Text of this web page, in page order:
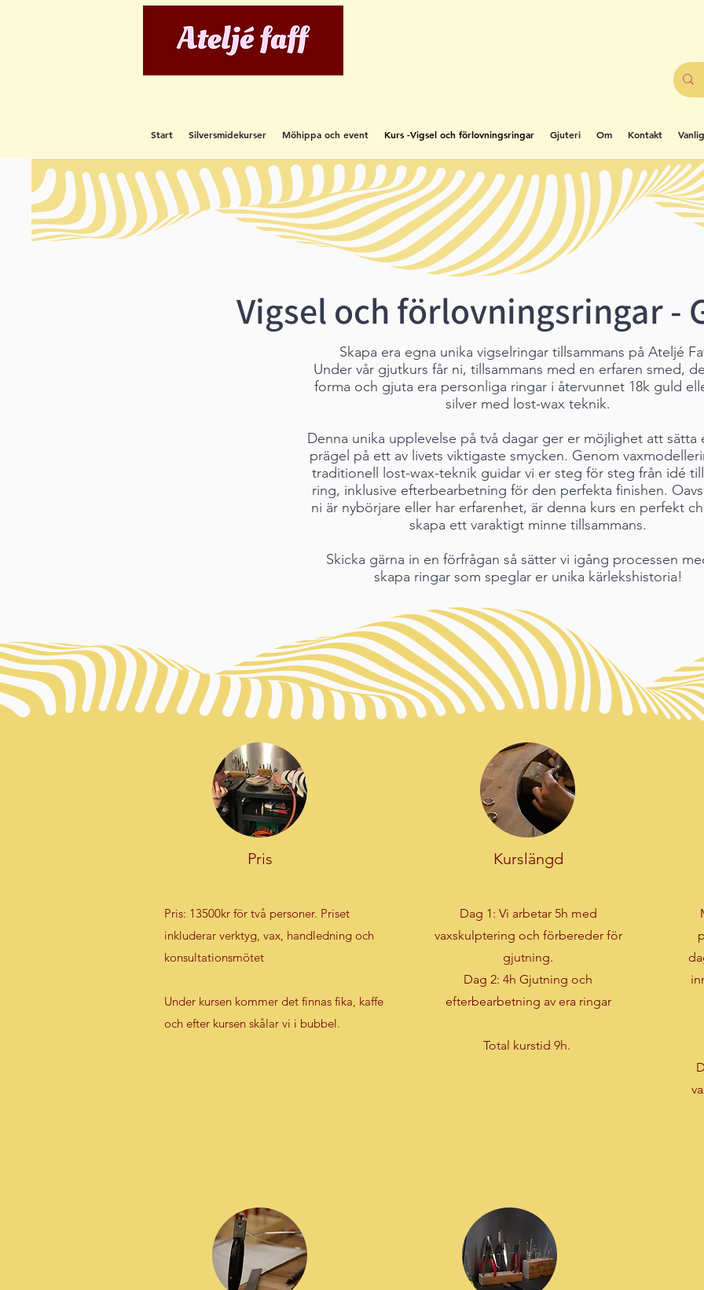
Start Silversmidekurser Möhippa och event Kurs -Vigsel och förlovningsringar Gjuteri Om Kontakt
Vigsel och förlovningsringar -
Skapa era egna unika vigselringar tillsammans på Ateljé
Under vår gjutkurs får ni, tillsammans med en erfaren smed,
forma och gjuta era personliga ringar i återvunnet 18k guld
silver med lost-wax teknik.
Denna unika upplevelse på två dagar ger er möjlighet att sätta
prägel på ett av livets viktigaste smycken. Genom
traditionell lost-wax-teknik guidar vi er steg för steg från idé
ring, inklusive efterbearbetning för den perfekta finishen.
ni är nybörjare eller har erfarenhet, är denna kurs en perfekt
skapa ett varaktigt minne tillsammans.
Skicka gärna in en förfrågan så sätter vi igång processen
skapa ringar som speglar er unika kärlekshistoria!
Pris
Pris: 13500kr för två personer. Priset
inkluderar verktyg, vax, handledning och
konsultationsmötet
Under kursen kommer det finnas fika, kaffe
och efter kursen skålar vi i bubbel.
Kurslängd
Dag 1: Vi arbetar 5h med
vaxskulptering och förbereder för
gjutning.
Dag 2: 4h Gjutning och
efterbearbetning av era ringar
Total kurstid 9h.